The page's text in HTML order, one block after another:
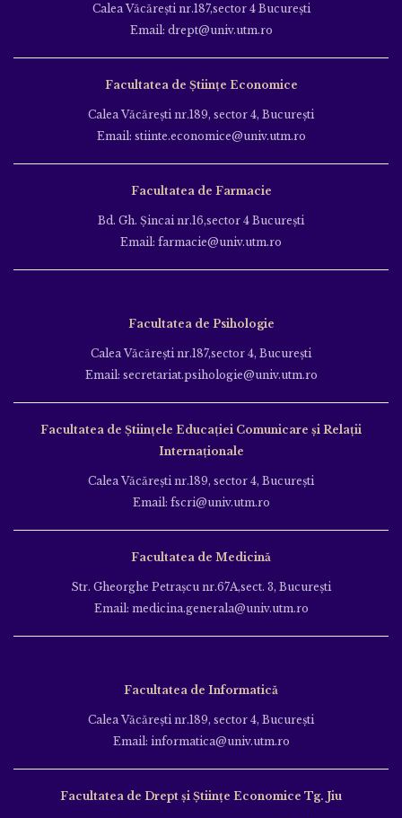
Calea Văcăreşti nr.187,sector 4 Bucureşti
Email: drept@univ.utm.ro
Facultatea de Științe Economice
Calea Văcăreşti nr.189, sector 4, Bucureşti
Email: stiinte.economice@univ.utm.ro
Facultatea de Farmacie
Bd. Gh. Şincai nr.16,sector 4 Bucureşti
Email: farmacie@univ.utm.ro
Facultatea de Psihologie
Calea Văcăreşti nr.187,sector 4, Bucureşti
Email: secretariat.psihologie@univ.utm.ro
Facultatea de Ştiinţele Educației Comunicare și Relații
Internaționale
Calea Văcăreşti nr.189, sector 4, Bucureşti
Email: fscri@univ.utm.ro
Facultatea de Medicină
Str. Gheorghe Petraşcu nr.67A,sect. 3, Bucureşti
Email: medicina.generala@univ.utm.ro
Facultatea de Informatică
Calea Văcăreşti nr.189, sector 4, Bucureşti
Email: informatica@univ.utm.ro
Facultatea de Drept și Științe Economice Tg. Jiu